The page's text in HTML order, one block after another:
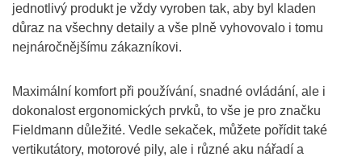
jednotlivý produkt je vždy vyroben tak, aby byl kladen
důraz na všechny detaily a vše plně vyhovovalo i tomu
nejnáročnějšímu zákazníkovi.
Maximální komfort při používání, snadné ovládání, ale i
dokonalost ergonomických prvků, to vše je pro značku
Fieldmann důležité. Vedle sekaček, můžete pořídit také
vertikutátory, motorové pily, ale i různé aku nářadí a